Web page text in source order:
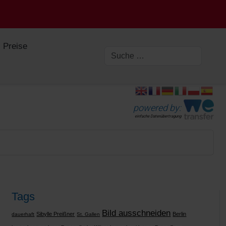
Preise
powered by:
einfache Datenübertragung
Tags
dauerhaft Sibylle Preißner St. Gallen Bild ausschneiden Berlin